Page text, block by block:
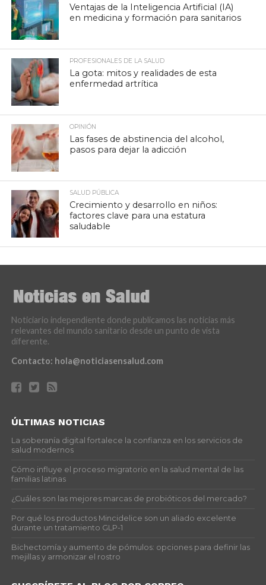
Ventajas de la Inteligencia Artificial (IA)
en medicina y formación para sanitarios
PROFESIONALES DE LA SALUD
La gota: mitos y realidades de esta
enfermedad artrítica
OPINIÓN
Las fases de abstinencia del alcohol,
pasos para dejar la adicción
SALUD PÚBLICA
Crecimiento y desarrollo en niños:
factores clave para una estatura
saludable
Noticiario independiente donde publicamos las noticias más
relevantes del mundo sanitario desde un punto de vista
diferente.
Contacto: hola@noticiasensalud.com
ÚLTIMAS NOTICIAS
La soberanía digital fortalece la confianza en los servicios de
salud modernos
Cómo influye el proceso migratorio en la salud mental de las
familias latinas
¿Cuáles son las mejores marcas de probióticos del mercado?
Por qué los productos Mincidelice son un aliado excelente
durante un tratamiento GLP-1
Bichectomía y aumento de pómulos: opciones para definir las
mejillas y armonizar el rostro